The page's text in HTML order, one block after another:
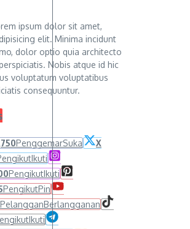
ipsum dolor sit amet,
elit. Minima incidunt
dolor optio quia architecto
Nobis atque id hic
voluptatum voluptatibus
consequuntur.
PenggemarSuka
X
Ikuti
PengikutIkuti
PengikutPin
PelangganBerlangganan
Ikuti